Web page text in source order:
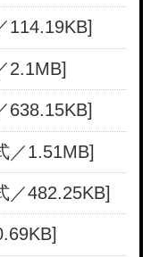
114.19KB]
2.1MB]
638.15KB]
／1.51MB]
／482.25KB]